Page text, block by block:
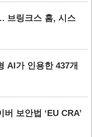
브링크스 홈, 시스
AI가 인용한 437개
보안법 ‘EU CRA’